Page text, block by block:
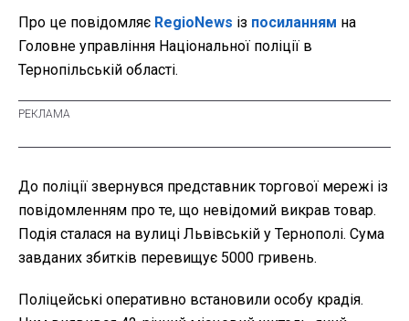
Про це повідомляє RegioNews із посиланням на
Головне управління Національної поліції в
Тернопільській області.
До поліції звернувся представник торгової мережі із
повідомленням про те, що невідомий викрав товар.
Подія сталася на вулиці Львівській у Тернополі. Сума
завданих збитків перевищує 5000 гривень.
Поліцейські оперативно встановили особу крадія.